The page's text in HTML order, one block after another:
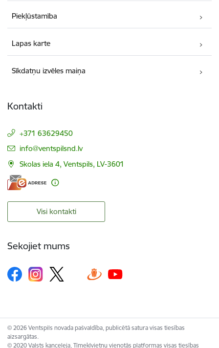
Piekļūstamība
Lapas karte
Sīkdatņu izvēles maiņa
Kontakti
+371 63629450
E-pasts:
info@ventspilsnd.lv
Skolas iela 4, Ventspils, LV-3601
Visi kontakti
Sekojiet mums
© 2026 Ventspils novada pašvaldība, publicētā satura visas tiesības
aizsargātas.
© 2020 Valsts kanceleja, Tīmekļvietņu vienotās platformas visas tiesības